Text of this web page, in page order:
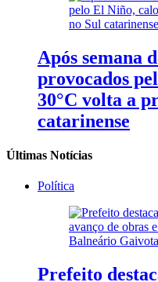
Após semana
provocados
30°C volta a
catarinense
Últimas Notícias
Política
Prefeito